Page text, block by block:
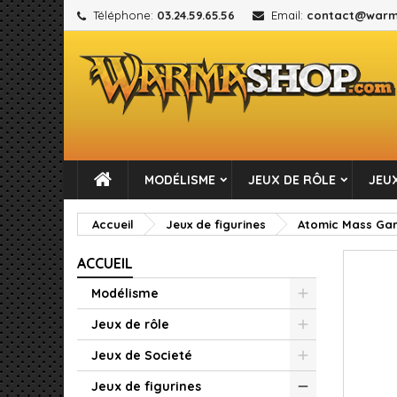
Téléphone: 03.24.59.65.56 Email:
MODÉLISME JEUX DE RÔLE
Accueil Jeux de figurines Atomic Mass
ACCUEIL
Modélisme
Jeux de rôle
Jeux de Societé
Jeux de figurines
add_circle_outline